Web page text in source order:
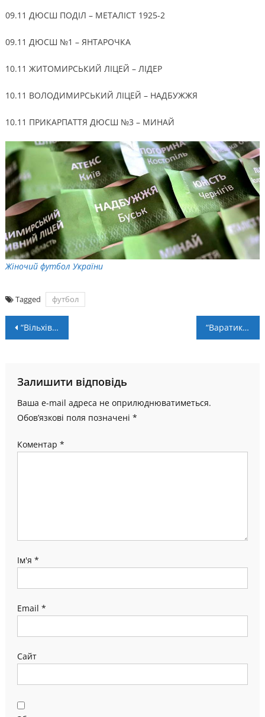
09.11 ДЮСШ ПОДІЛ – МЕТАЛІСТ 1925-2
09.11 ДЮСШ №1 – ЯНТАРОЧКА
10.11 ЖИТОМИРСЬКИЙ ЛІЦЕЙ – ЛІДЕР
10.11 ВОЛОДИМИРСЬКИЙ ЛІЦЕЙ – НАДБУЖЖЯ
10.11 ПРИКАРПАТТЯ ДЮСШ №3 – МИНАЙ
Жіночий футбол України
Tagged футбол
Навігація
“Вільхівці” з перемоги стартували у Кубку України серед аматорів “Варатик” змагатиметься у Регіональний лізі U-19
Залишити відповідь
Ваша e-mail адреса не оприлюднюватиметься.
Обов’язкові поля позначені *
Коментар *
Ім'я *
Email *
Сайт